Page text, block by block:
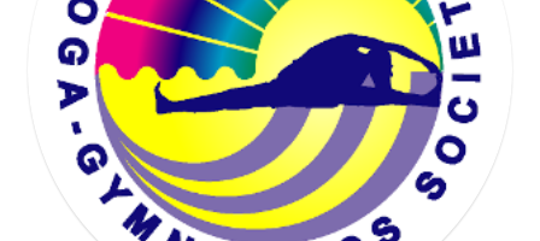
KARTING SOCIETY